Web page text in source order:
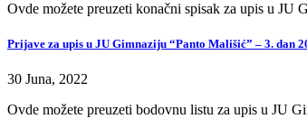
Ovde možete preuzeti konačni spisak za upis u JU
Prijave za upis u JU Gimnaziju “Panto Mališić” – 3. dan
30 Juna, 2022
Ovde možete preuzeti bodovnu listu za upis u JU